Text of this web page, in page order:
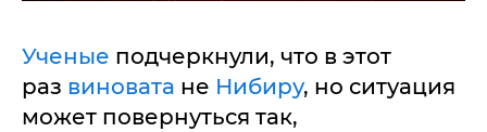
Ученые подчеркнули, что в этот
раз виновата не Нибиру, но ситуация
может повернуться так,